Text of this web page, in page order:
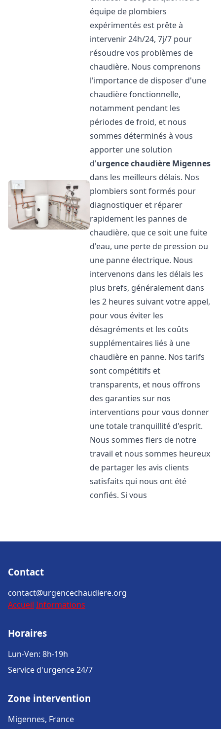
équipe de plombiers
expérimentés est prête à
intervenir 24h/24, 7j/7 pour
résoudre vos problèmes de
chaudière. Nous comprenons
l'importance de disposer d'une
chaudière fonctionnelle,
notamment pendant les
périodes de froid, et nous
sommes déterminés à vous
apporter une solution
d'urgence chaudière Migennes
dans les meilleurs délais. Nos
plombiers sont formés pour
diagnostiquer et réparer
rapidement les pannes de
chaudière, que ce soit une fuite
d'eau, une perte de pression ou
une panne électrique. Nous
intervenons dans les délais les
plus brefs, généralement dans
les 2 heures suivant votre appel,
pour vous éviter les
désagréments et les coûts
supplémentaires liés à une
chaudière en panne. Nos tarifs
sont compétitifs et
transparents, et nous offrons
des garanties sur nos
interventions pour vous donner
une totale tranquillité d'esprit.
Nous sommes fiers de notre
travail et nous sommes heureux
de partager les avis clients
satisfaits qui nous ont été
confiés. Si vous
Contact
contact@urgencechaudiere.org
Accueil Informations
Horaires
Lun-Ven: 8h-19h
Service d'urgence 24/7
Zone intervention
Migennes, France